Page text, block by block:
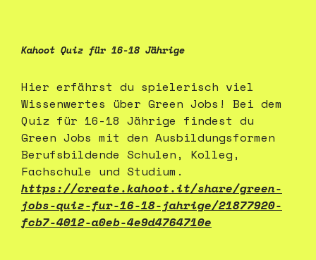
Kahoot Quiz für 16-18 Jährige
Hier erfährst du spielerisch viel
Wissenwertes über Green Jobs! Bei dem
Quiz für 16-18 Jährige findest du
Green Jobs mit den Ausbildungsformen
Berufsbildende Schulen, Kolleg,
Fachschule und Studium.
https://create.kahoot.it/share/green-
jobs-quiz-fur-16-18-jahrige/21877920-
fcb7-4012-a0eb-4e9d4764710e